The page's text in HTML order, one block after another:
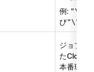
例:
び"\"/
ジョブが
た
本番環境